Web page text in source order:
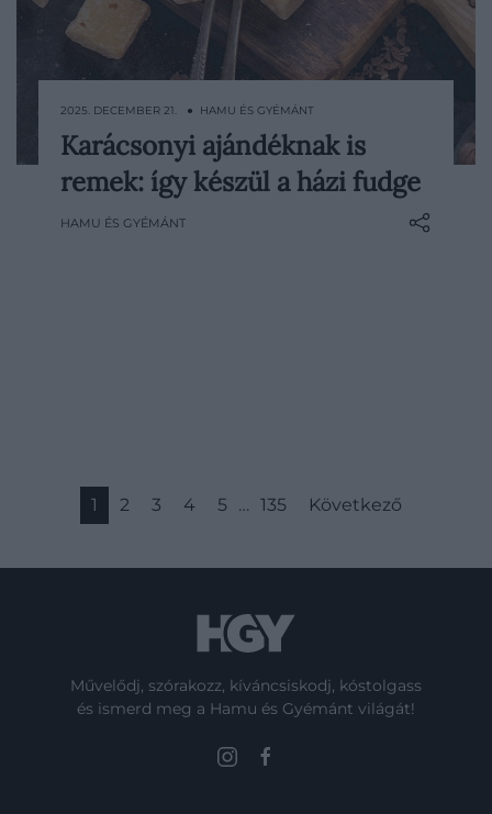
Ahogy közelednek az ünnepek, sokan
keresünk könnyen elkészíthető, mégis
2025. DECEMBER 21. ● HAMU ÉS GYÉMÁNT
Karácsonyi ajándéknak is
remek: így készül a házi fudge
HAMU ÉS GYÉMÁNT
1 2 3 4 5 … 135 Következő
Művelődj, szórakozz, kíváncsiskodj, kóstolgass
és ismerd meg a Hamu és Gyémánt világát!